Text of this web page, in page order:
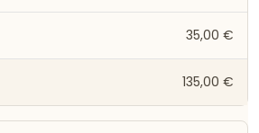
35,00 €
135,00 €